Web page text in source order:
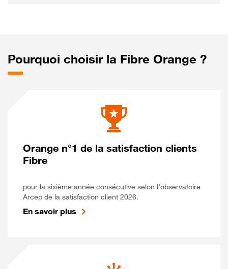
Pourquoi choisir la Fibre Orange ?
Orange n°1 de la satisfaction clients
Fibre
pour la sixième année consécutive selon l’observatoire
Arcep de la satisfaction client 2026.
En savoir plus